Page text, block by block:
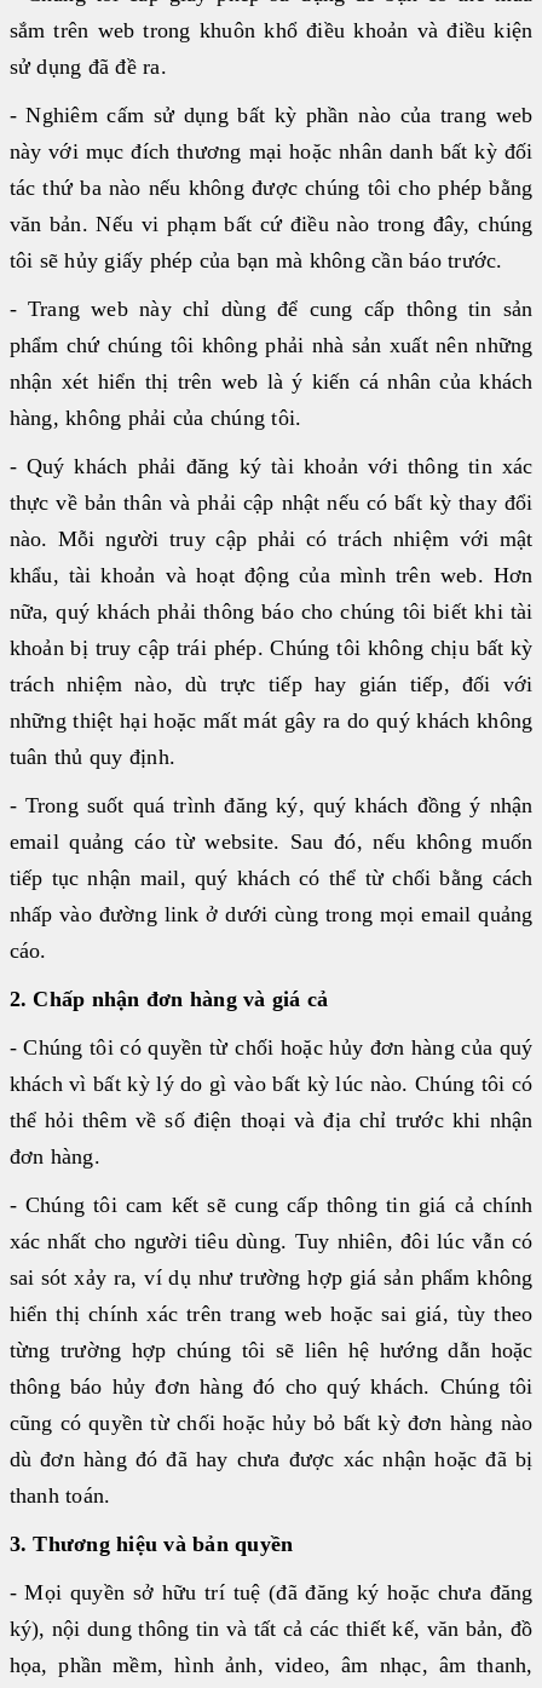
VI SINH
TEST NHANH
BECKMAN COULTER
FAN
|
STRECK
|
ERBALACHEMA
SIFIN
SFRI
DIAPRO
|
ABBOTT
|
ARKRAY
sắm trên web trong khuôn khổ điều khoản và điều kiện
sử dụng đã đề ra.
- Nghiêm cấm sử dụng bất kỳ phần nào của trang web
này với mục đích thương mại hoặc nhân danh bất kỳ đối
tác thứ ba nào nếu không được chúng tôi cho phép bằng
văn bản. Nếu vi phạm bất cứ điều nào trong đây, chúng
tôi sẽ hủy giấy phép của bạn mà không cần báo trước.
- Trang web này chỉ dùng để cung cấp thông tin sản
phẩm chứ chúng tôi không phải nhà sản xuất nên những
nhận xét hiển thị trên web là ý kiến cá nhân của khách
hàng, không phải của chúng tôi.
- Quý khách phải đăng ký tài khoản với thông tin xác
thực về bản thân và phải cập nhật nếu có bất kỳ thay đổi
nào. Mỗi người truy cập phải có trách nhiệm với mật
khẩu, tài khoản và hoạt động của mình trên web. Hơn
nữa, quý khách phải thông báo cho chúng tôi biết khi tài
khoản bị truy cập trái phép. Chúng tôi không chịu bất kỳ
trách nhiệm nào, dù trực tiếp hay gián tiếp, đối với
những thiệt hại hoặc mất mát gây ra do quý khách không
tuân thủ quy định.
- Trong suốt quá trình đăng ký, quý khách đồng ý nhận
email quảng cáo từ website. Sau đó, nếu không muốn
tiếp tục nhận mail, quý khách có thể từ chối bằng cách
nhấp vào đường link ở dưới cùng trong mọi email quảng
cáo.
2. Chấp nhận đơn hàng và giá cả
- Chúng tôi có quyền từ chối hoặc hủy đơn hàng của quý
khách vì bất kỳ lý do gì vào bất kỳ lúc nào. Chúng tôi có
thể hỏi thêm về số điện thoại và địa chỉ trước khi nhận
đơn hàng.
- Chúng tôi cam kết sẽ cung cấp thông tin giá cả chính
xác nhất cho người tiêu dùng. Tuy nhiên, đôi lúc vẫn có
sai sót xảy ra, ví dụ như trường hợp giá sản phẩm không
hiển thị chính xác trên trang web hoặc sai giá, tùy theo
từng trường hợp chúng tôi sẽ liên hệ hướng dẫn hoặc
thông báo hủy đơn hàng đó cho quý khách. Chúng tôi
cũng có quyền từ chối hoặc hủy bỏ bất kỳ đơn hàng nào
dù đơn hàng đó đã hay chưa được xác nhận hoặc đã bị
thanh toán.
3. Thương hiệu và bản quyền
- Mọi quyền sở hữu trí tuệ (đã đăng ký hoặc chưa đăng
ký), nội dung thông tin và tất cả các thiết kế, văn bản, đồ
họa, phần mềm, hình ảnh, video, âm nhạc, âm thanh,